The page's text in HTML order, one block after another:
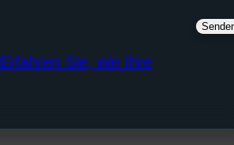
Erfahren Sie, wie Ihre